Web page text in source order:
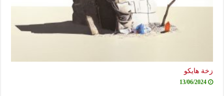
زخة هايكو
13/06/2024